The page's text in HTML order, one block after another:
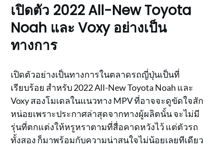
เปิดตัว 2022 All-New Toyota
Noah และ Voxy อย่างเป็น
ทางการ
เปิดตัวอย่างเป็นทางการในตลาดรถญี่ปุ่นเป็นที่
เรียบร้อย สำหรับ 2022 All-New Toyota Noah และ
Voxy สองโมเดลในแนวทาง MPV ที่อาจจะดูขัดใจสัก
หน่อยเพราะประกาศล่าสุดจากทางผู้ผลิตนั้น จะไม่มี
รุ่นที่ตกแต่งให้หรูหราตามที่สื่อคาดหวังไว้ แต่ตัวรถ
ทั้งสอง ก็มาพร้อมกับความน่าสนใจไม่น้อยเลยทีเดียว